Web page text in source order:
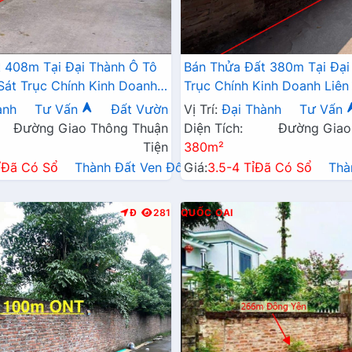
Tại Đại Thành Ô Tô
Trục Chính Kinh Doanh
Tư Vấn
Đất Vườn
Đường Giao Thông Thuận
Tiện
Đã Có Sổ Thành Đất Ven Đô→
Bán Thửa Đất 380m Tại Đại
Trục Chính Kinh Doanh
Vài Tỷ
Vị Trí: Đại Thành Tư Vấn
Diện Tích:
380m²
Đường
Giá:3.5-4 TỉĐã Có Sổ
Đ 281 QUỐC OAI